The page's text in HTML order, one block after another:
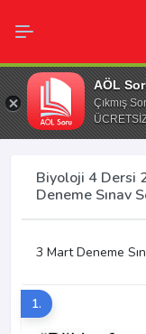
AÖL
Çıkmış
Biyoloji 4 Dersi
Deneme Sınav
3 Mart Deneme
1.